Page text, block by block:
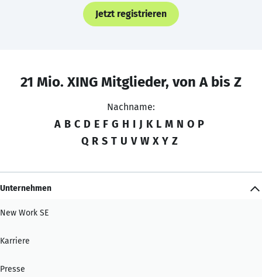
Jetzt registrieren
21 Mio. XING Mitglieder, von A bis Z
Nachname:
A B C D E F G H I J K L M N O P
Q R S T U V W X Y Z
Unternehmen
New Work SE
Karriere
Presse